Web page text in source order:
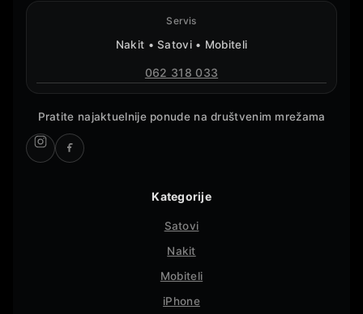
Servis
Nakit • Satovi • Mobiteli
062 318 033
Pratite najaktuelnije ponude na društvenim mrežama
Kategorije
Satovi
Nakit
Mobiteli
iPhone